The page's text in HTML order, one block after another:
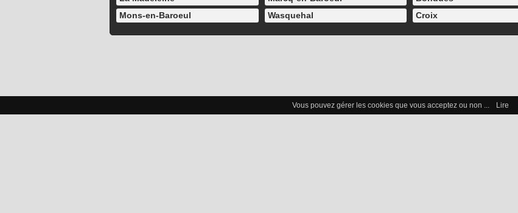
Mons-en-Baroeul
Wasquehal Croix
Vous pouvez gérer les cookies que vous acceptez ou non ... Lire